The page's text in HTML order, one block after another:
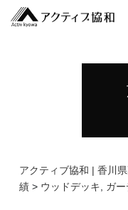
アクティブ協和 | 香川
績 > ウッドデッキ ガ